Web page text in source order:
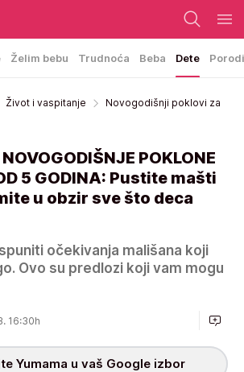
Želim bebu Trudnoća Beba Dete
Život i vaspitanje
Novogodišnji poklovi za
POKLONE
5 GODINA: Pustite mašti
u obzir sve što deca
očekivanja mališana koji
Ovo su predlozi koji vam mogu
16:30h
Yumama u vaš Google izbor